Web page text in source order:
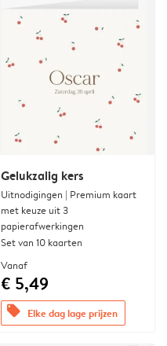
Gelukzalig kers
Uitnodigingen | Premium kaart
met keuze uit 3
papierafwerkingen
Set van 10 kaarten
Vanaf
€ 5,49
offers Elke dag lage prijzen